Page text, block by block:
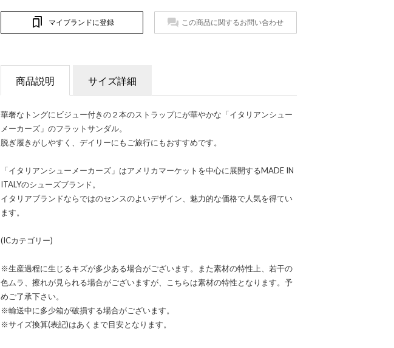
マイブランドに登録 この商品に関するお問い合わせ
商品説明 サイズ詳細
華奢なトングにビジュー付きの２本のストラップにが華やかな「イタリアンシュー
メーカーズ」のフラットサンダル。
脱ぎ履きがしやすく、デイリーにもご旅行にもおすすめです。
「イタリアンシューメーカーズ」はアメリカマーケットを中心に展開するMADE IN
ITALYのシューズブランド。
イタリアブランドならではのセンスのよいデザイン、魅力的な価格で人気を得てい
ます。
(ICカテゴリー)
※生産過程に生じるキズが多少ある場合がございます。また素材の特性上、若干の
色ムラ、擦れが見られる場合がございますが、こちらは素材の特性となります。予
めご了承下さい。
※輸送中に多少箱が破損する場合がございます。
※サイズ換算(表記)はあくまで目安となります。